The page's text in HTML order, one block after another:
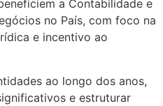
a Contabilidade e
no País, com foco na
e incentivo ao
ao longo dos anos,
e estruturar